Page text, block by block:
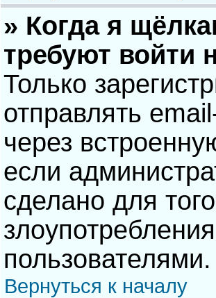
» Когда я
требуют войти
Только
отправлять
через
если
сделано для
пользователями.
Вернуться к началу